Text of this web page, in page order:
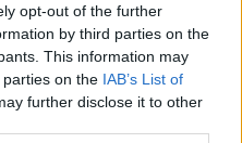
opt-out of the further
by third parties on the
This information may
on the IAB’s List of
further disclose it to other